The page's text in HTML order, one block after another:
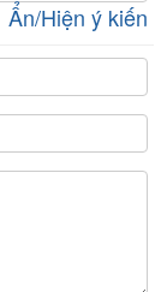
Ẩn/Hiện ý kiến